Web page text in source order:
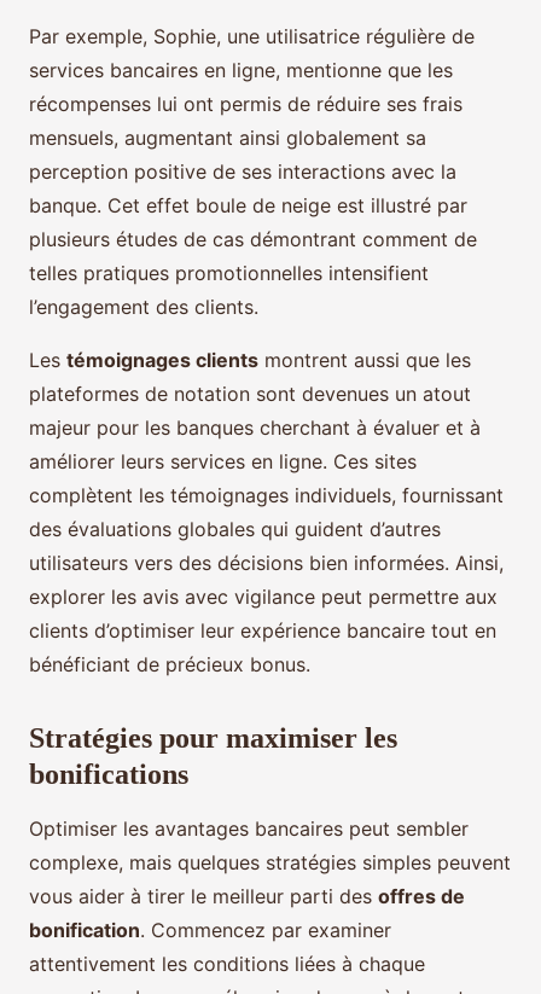
Par exemple, Sophie, une utilisatrice régulière de
services bancaires en ligne, mentionne que les
récompenses lui ont permis de réduire ses frais
mensuels, augmentant ainsi globalement sa
perception positive de ses interactions avec la
banque. Cet effet boule de neige est illustré par
plusieurs études de cas démontrant comment de
telles pratiques promotionnelles intensifient
l’engagement des clients.
Les témoignages clients montrent aussi que les
plateformes de notation sont devenues un atout
majeur pour les banques cherchant à évaluer et à
améliorer leurs services en ligne. Ces sites
complètent les témoignages individuels, fournissant
des évaluations globales qui guident d’autres
utilisateurs vers des décisions bien informées. Ainsi,
explorer les avis avec vigilance peut permettre aux
clients d’optimiser leur expérience bancaire tout en
bénéficiant de précieux bonus.
Stratégies pour maximiser les
bonifications
Optimiser les avantages bancaires peut sembler
complexe, mais quelques stratégies simples peuvent
vous aider à tirer le meilleur parti des offres de
bonification. Commencez par examiner
attentivement les conditions liées à chaque